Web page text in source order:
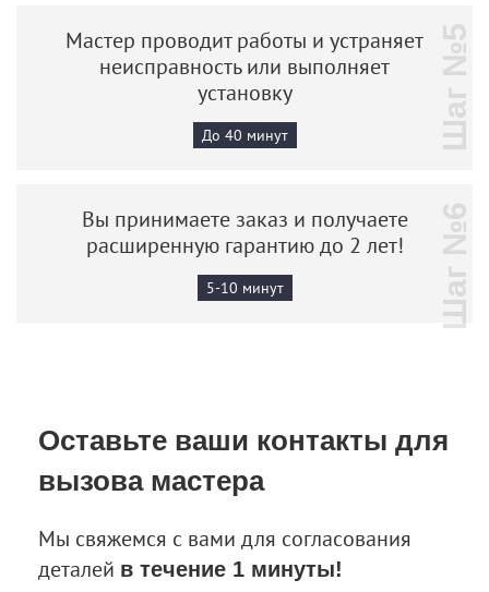
Мастер проводит работы и устраняет
неисправность или выполняет
установку
До 40 минут Шаг №5
Вы принимаете заказ и получаете
расширенную гарантию до 2 лет!
5-10 минут Шаг №6
Оставьте ваши контакты для
вызова мастера
Мы свяжемся с вами для согласования
деталей в течение 1 минуты!